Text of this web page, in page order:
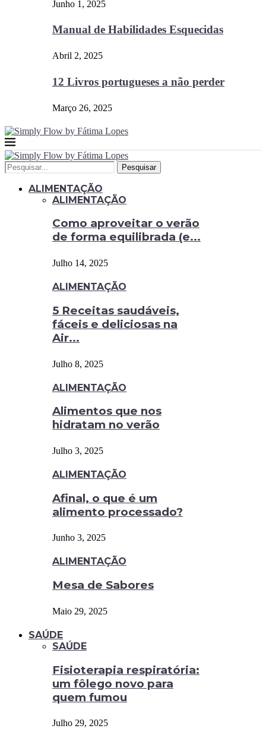
Junho 1, 2025
Manual de Habilidades Esquecidas
Abril 2, 2025
12 Livros portugueses a não perder
Março 26, 2025
Pesquisar
ALIMENTAÇÃO
ALIMENTAÇÃO
Como aproveitar o verão
de forma equilibrada (e...
Julho 14, 2025
ALIMENTAÇÃO
5 Receitas saudáveis,
fáceis e deliciosas na
Air...
Julho 8, 2025
ALIMENTAÇÃO
Alimentos que nos
hidratam no verão
Julho 3, 2025
ALIMENTAÇÃO
Afinal, o que é um
alimento processado?
Junho 3, 2025
ALIMENTAÇÃO
Mesa de Sabores
Maio 29, 2025
SAÚDE
SAÚDE
Fisioterapia respiratória:
um fôlego novo para
quem fumou
Julho 29, 2025